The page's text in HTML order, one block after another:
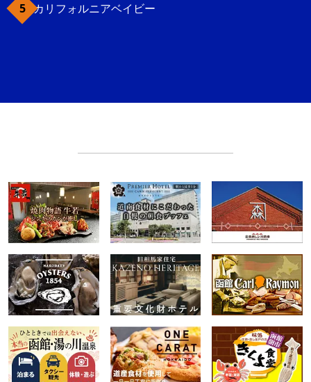
カリフォルニアベイビー